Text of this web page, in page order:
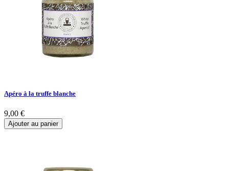
Apéro à la truffe blanche
9,00 €
Ajouter au panier